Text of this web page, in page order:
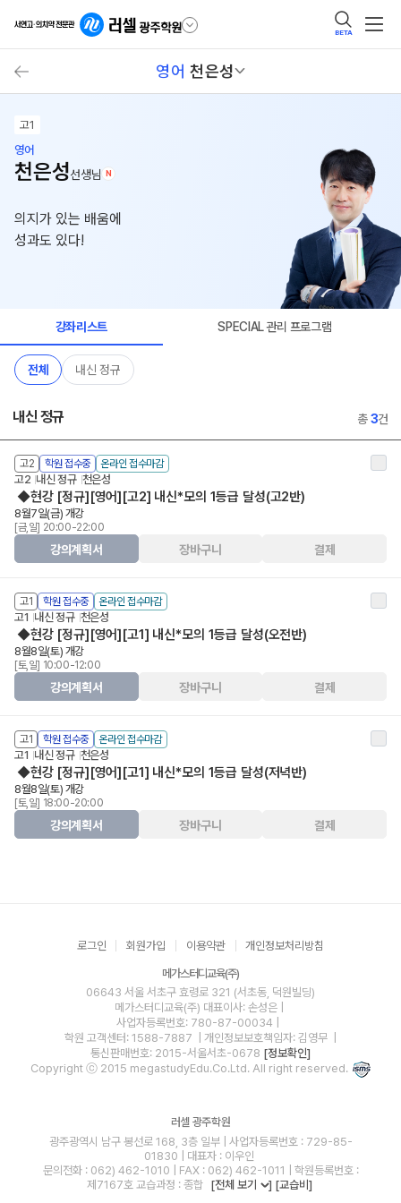
BETA
영어 천은성
고1
영어
천은성선생님 N
의지가 있는 배움에
성과도 있다!
강좌리스트 SPECIAL 관리 프로그램
전체 내신 정규
내신 정규 총3건
고2 학원 접수중 온라인 접수마감
고2 내신 정규 천은성
◆현강 [정규][영어][고2] 내신*모의 1등급 달성(고2반)
8월7일(금) 개강
[금,일] 20:00-22:00
강의계획서 장바구니 결제
고1 학원 접수중 온라인 접수마감
고1 내신 정규 천은성
◆현강 [정규][영어][고1] 내신*모의 1등급 달성(오전반)
8월8일(토) 개강
[토,일] 10:00-12:00
강의계획서 장바구니 결제
고1 학원 접수중 온라인 접수마감
고1 내신 정규 천은성
◆현강 [정규][영어][고1] 내신*모의 1등급 달성(저녁반)
8월8일(토) 개강
[토,일] 18:00-20:00
강의계획서 장바구니 결제
로그인 회원가입 이용약관 개인정보처리방침
메가스터디교육(주)
06643 서울 서초구 효령로 321 (서초동, 덕원빌딩)
메가스터디교육(주) 대표이사: 손성은 |
사업자등록번호: 780-87-00034
학원 고객센터: 1588-7887
| 개인정보보호책임자: 김영무
통신판매번호: 2015-서울서초-0678 [정보확인]
Copyright ⓒ 2015 megastudyEdu.Co.Ltd. All right reserved.
러셀 광주학원
광주광역시 남구 봉선로 168, 3층 일부 | 사업자등록번호 : 729-85-
01830 | 대표자 : 이우인
문의전화 : 062) 462-1010 | FAX : 062) 462-1011 | 학원등록번호 :
제7167호 교습과정 : 종합
[전체 보기 ] [교습비]